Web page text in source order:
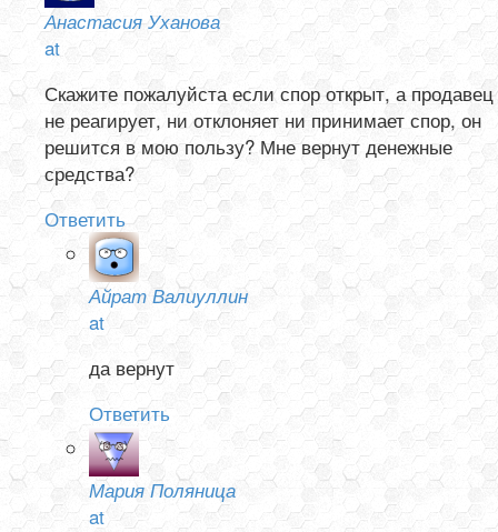
Анастасия Уханова
at
Скажите пожалуйста если спор открыт, а продавец
не реагирует, ни отклоняет ни принимает спор, он
решится в мою пользу? Мне вернут денежные
средства?
Ответить
Айрат Валиуллин
at
да вернут
Ответить
Мария Поляница
at